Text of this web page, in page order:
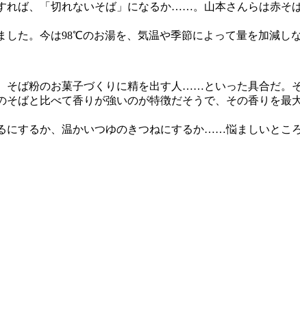
ば、「切れないそば」になるか……。山本さんらは赤そ
た。今は98℃のお湯を、気温や季節によって量を加減し
ば粉のお菓子づくりに精を出す人……といった具合だ。
ばと比べて香りが強いのが特徴だそうで、その香りを最
するか、温かいつゆのきつねにするか……悩ましいとこ